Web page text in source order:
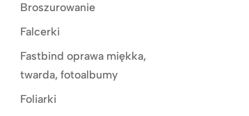
Broszurowanie
Falcerki
Fastbind oprawa miękka,
twarda, fotoalbumy
Foliarki